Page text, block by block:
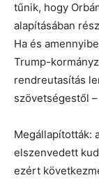
tűnik, hogy
alapításában
Ha és
Trump-
rendreutasítás
szövetségestől
Megállapították:
elszenvedett
ezért